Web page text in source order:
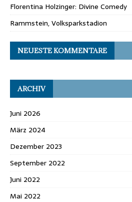
Florentina Holzinger: Divine Comedy
Rammstein, Volksparkstadion
NEUESTE KOMMENTARE
ARCHIV
Juni 2026
März 2024
Dezember 2023
September 2022
Juni 2022
Mai 2022